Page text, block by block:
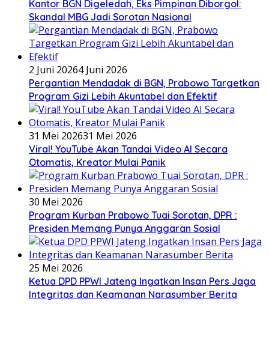
Kantor BGN Digeledah, Eks Pimpinan Diborgol:
Skandal MBG Jadi Sorotan Nasional
2 Juni 20264 Juni 2026
Pergantian Mendadak di BGN, Prabowo Targetkan
Program Gizi Lebih Akuntabel dan Efektif
31 Mei 202631 Mei 2026
Viral! YouTube Akan Tandai Video AI Secara
Otomatis, Kreator Mulai Panik
30 Mei 2026
Program Kurban Prabowo Tuai Sorotan, DPR :
Presiden Memang Punya Anggaran Sosial
25 Mei 2026
Ketua DPD PPWI Jateng Ingatkan Insan Pers Jaga
Integritas dan Keamanan Narasumber Berita